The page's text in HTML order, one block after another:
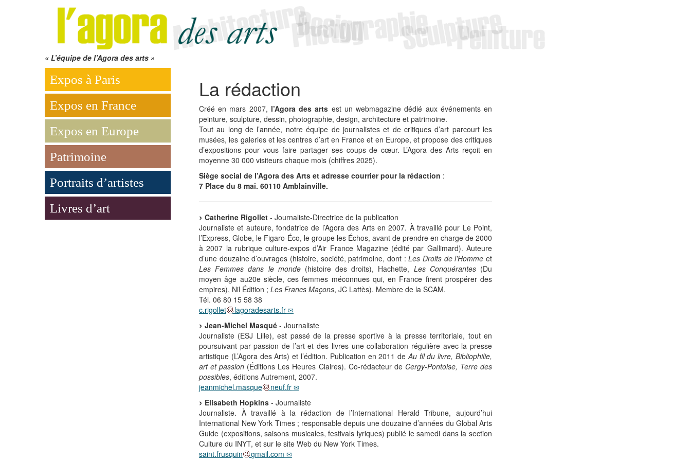
« L’équipe de l’Agora des arts »
Expos à Paris
Expos en France
Expos en Europe
Patrimoine
Portraits d’artistes
Livres d’art
La rédaction
Créé en mars 2007, l’Agora des arts est un webmagazine dédié aux événements en
peinture, sculpture, dessin, photographie, design, architecture et patrimoine.
Tout au long de l’année, notre équipe de journalistes et de critiques d’art parcourt les
musées, les galeries et les centres d’art en France et en Europe, et propose des critiques
d’expositions pour vous faire partager ses coups de cœur. L’Agora des Arts reçoit en
moyenne 30 000 visiteurs chaque mois (chiffres 2025).
Siège social de l’Agora des Arts et adresse courrier pour la rédaction :
7 Place du 8 mai. 60110 Amblainville.
Catherine Rigollet - Journaliste-Directrice de la publication
Journaliste et auteure, fondatrice de l’Agora des Arts en 2007. À travaillé pour Le Point,
l’Express, Globe, le Figaro-Éco, le groupe les Échos, avant de prendre en charge de 2000
à 2007 la rubrique culture-expos d’Air France Magazine (édité par Gallimard). Auteure
d’une douzaine d’ouvrages (histoire, société, patrimoine, dont :Les Droits de l’Homme et
Les Femmes dans le monde(histoire des droits), Hachette, Les Conquérantes(Du
moyen âge au20e siècle, ces femmes méconnues qui, en France firent prospérer des
empires), Nil Édition ; Les Francs Maçons, JC Lattès). Membre de la SCAM.
Tél. 06 80 15 58 38
c.rigollet
lagoradesarts.fr
Jean-Michel Masqué - Journaliste
Journaliste (ESJ Lille), est passé de la presse sportive à la presse territoriale, tout en
poursuivant par passion de l’art et des livres une collaboration régulière avec la presse
artistique (L’Agora des Arts) et l’édition. Publication en 2011 deAu fil du livre, Bibliophilie,
art et passion (Éditions Les Heures Claires). Co-rédacteur de Cergy-Pontoise, Terre des
possibles, éditions Autrement, 2007.
jeanmichel.masque
neuf.fr
Elisabeth Hopkins - Journaliste
Journaliste. À travaillé à la rédaction de l’International Herald Tribune, aujourd’hui
International New York Times ; responsable depuis une douzaine d’années du Global Arts
Guide (expositions, saisons musicales, festivals lyriques) publié le samedi dans la section
Culture du INYT, et sur le site Web du New York Times.
saint.frusquin
gmail.com